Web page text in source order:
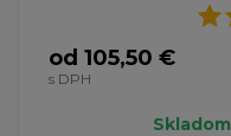
od 105,50 €
s DPH
Skladom